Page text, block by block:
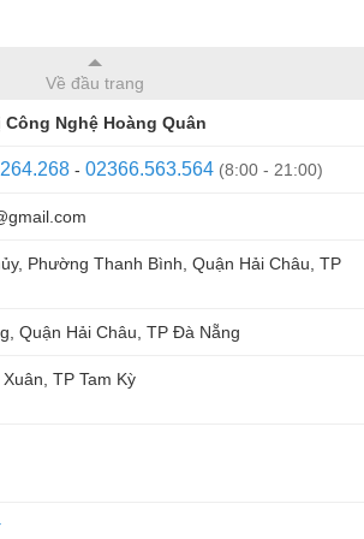
không dây và 10 điều khiển từ xa,
hợp với các thiết bị như cảm biến
động, cảm biến khói, cảm biến
soát mọi thiết bị trong ngôi nhà.
Về đầu trang
Công Nghệ Hoàng Quân
- 02366.563.564 (8:00 - 21:00)
Phường Thanh Bình, Quận Hải Châu, TP
Quận Hải Châu, TP Đà Nẵng
TP Tam Kỳ